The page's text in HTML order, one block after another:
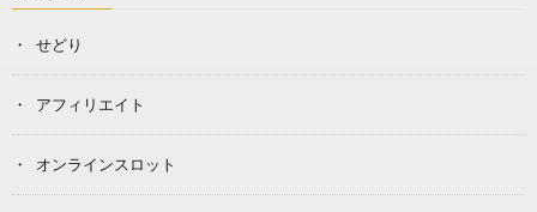
せどり
アフィリエイト
オンラインスロット